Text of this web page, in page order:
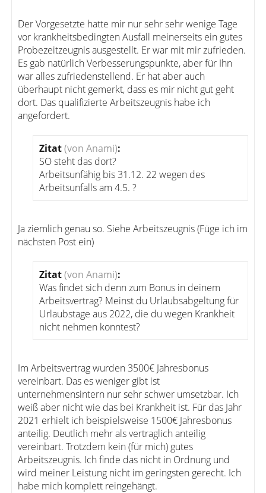
Der Vorgesetzte hatte mir nur sehr sehr wenige Tage
vor krankheitsbedingten Ausfall meinerseits ein gutes
Probezeitzeugnis ausgestellt. Er war mit mir zufrieden.
Es gab natürlich Verbesserungspunkte, aber für Ihn
war alles zufriedenstellend. Er hat aber auch
überhaupt nicht gemerkt, dass es mir nicht gut geht
dort. Das qualifizierte Arbeitszeugnis habe ich
angefordert.
Zitat(von Anami):
SO steht das dort?
Arbeitsunfähig bis 31.12. 22 wegen des
Arbeitsunfalls am 4.5. ?
Ja ziemlich genau so. Siehe Arbeitszeugnis (Füge ich im
nächsten Post ein)
Zitat(von Anami):
Was findet sich denn zum Bonus in deinem
Arbeitsvertrag? Meinst du Urlaubsabgeltung für
Urlaubstage aus 2022, die du wegen Krankheit
nicht nehmen konntest?
Im Arbeitsvertrag wurden 3500€ Jahresbonus
vereinbart. Das es weniger gibt ist
unternehmensintern nur sehr schwer umsetzbar. Ich
weiß aber nicht wie das bei Krankheit ist. Für das Jahr
2021 erhielt ich beispielsweise 1500€ Jahresbonus
anteilig. Deutlich mehr als vertraglich anteilig
vereinbart. Trotzdem kein (für mich) gutes
Arbeitszeugnis. Ich finde das nicht in Ordnung und
wird meiner Leistung nicht im geringsten gerecht. Ich
habe mich komplett reingehängt.